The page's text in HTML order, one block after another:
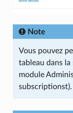
Note
Vous pouvez
tableau dans la
module
subscriptionst).